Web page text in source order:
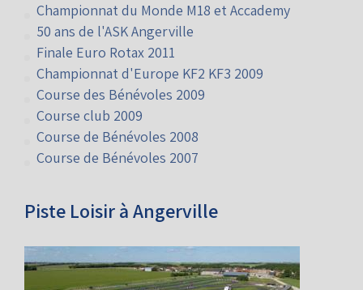
Championnat du Monde M18 et Accademy
50 ans de l'ASK Angerville
Finale Euro Rotax 2011
Championnat d'Europe KF2 KF3 2009
Course des Bénévoles 2009
Course club 2009
Course de Bénévoles 2008
Course de Bénévoles 2007
Piste Loisir à Angerville